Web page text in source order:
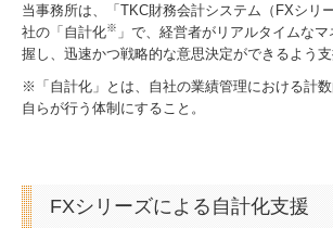
病院・診療所の皆様へ
関与先向け融資商品ご紹介
経営者オススメ情報
当事務所は、「TKC財務会計システム（FXシリ
社の「自計化※ 」で、経営者がリアルタイムな
握し、迅速かつ戦略的な意思決定ができるよう支
※「自計化」とは、自社の業績管理における計
自らが行う体制にすること。
FXシリーズによる自計化支援